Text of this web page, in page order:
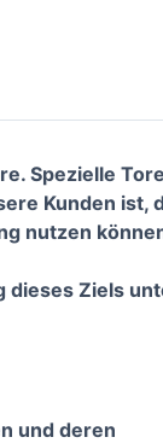
Spezielle
Kunden ist,
nutzen
dieses Ziels
und deren